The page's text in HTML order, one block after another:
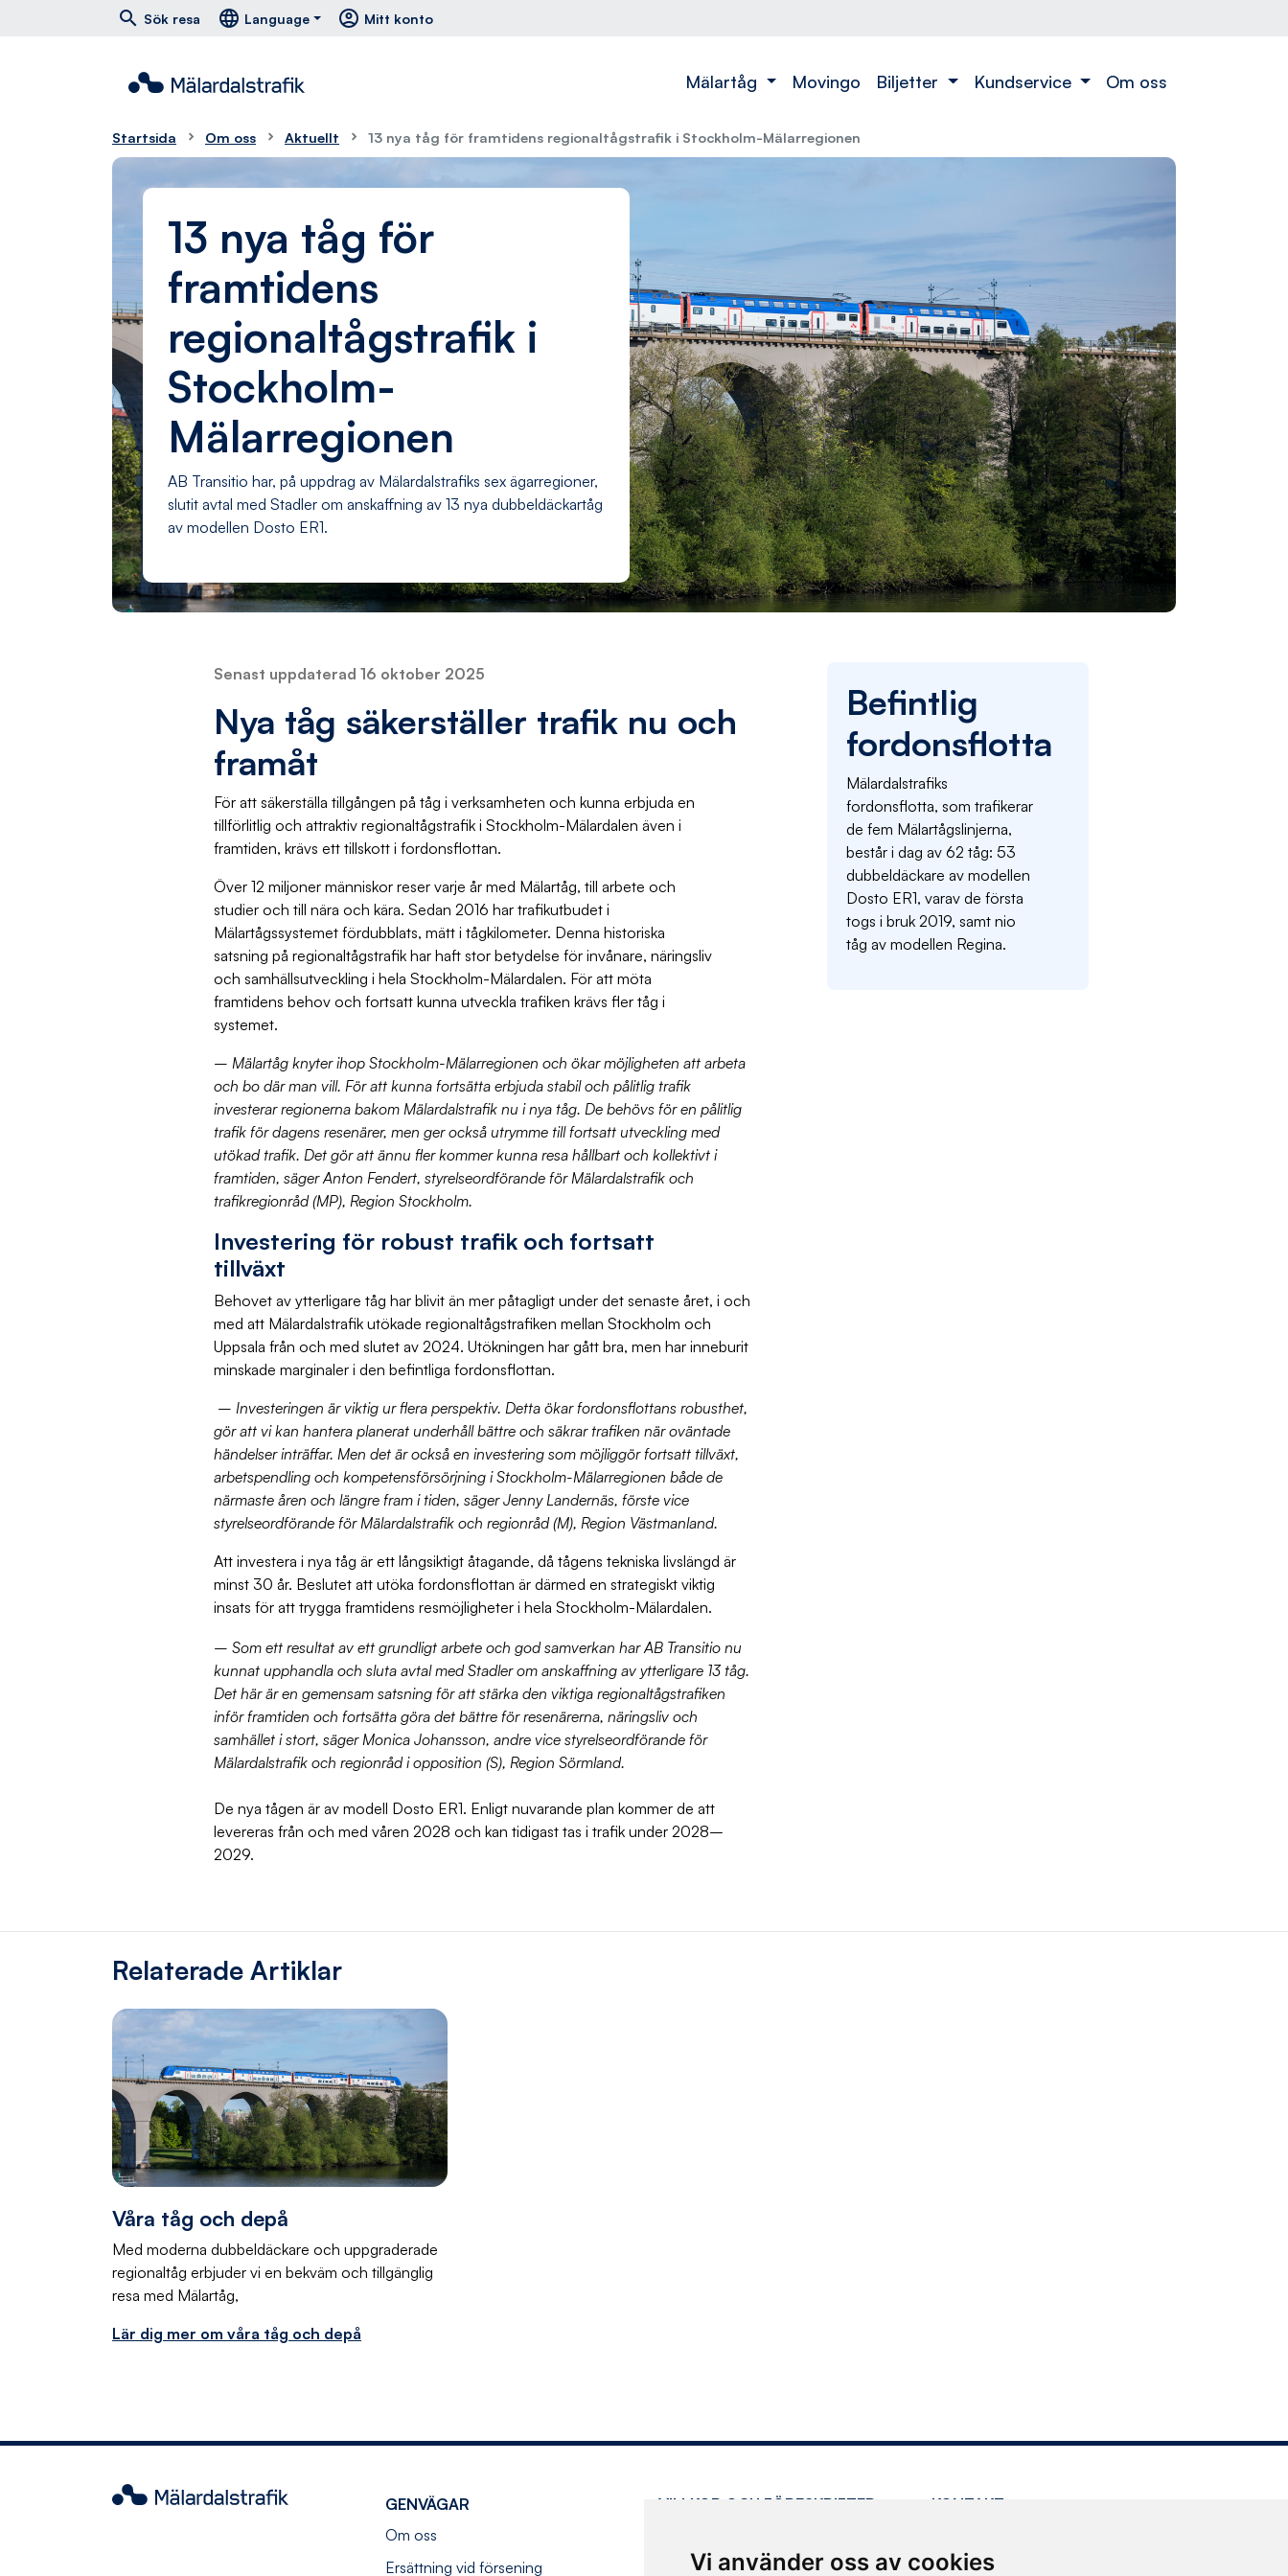
Vi använder oss av cookies
Hoppa till huvudmeny menu
Hoppa till innehåll east
Hoppa till foten south
search Sök resa language Language account_circle Mitt konto
Mälartåg Movingo Biljetter Kundservice Om oss
Startsida Om oss Aktuellt 13 nya tåg för framtidens regionaltågstrafik i Stockholm-Mälarregionen
13 nya tåg för
framtidens
regionaltågstrafik i
Stockholm-
Mälarregionen
AB Transitio har, på uppdrag av Mälardalstrafiks sex ägarregioner,
slutit avtal med Stadler om anskaffning av 13 nya dubbeldäckartåg
av modellen Dosto ER1.
Senast uppdaterad 16 oktober 2025
Nya tåg säkerställer trafik nu och
framåt
För att säkerställa tillgången på tåg i verksamheten och kunna erbjuda en
tillförlitlig och attraktiv regionaltågstrafik i Stockholm-Mälardalen även i
framtiden, krävs ett tillskott i fordonsflottan.
Över 12 miljoner människor reser varje år med Mälartåg, till arbete och
studier och till nära och kära. Sedan 2016 har trafikutbudet i
Mälartågssystemet fördubblats, mätt i tågkilometer. Denna historiska
satsning på regionaltågstrafik har haft stor betydelse för invånare, näringsliv
och samhällsutveckling i hela Stockholm-Mälardalen. För att möta
framtidens behov och fortsatt kunna utveckla trafiken krävs fler tåg i
systemet.
– Mälartåg knyter ihop Stockholm-Mälarregionen och ökar möjligheten att arbeta
och bo där man vill. För att kunna fortsätta erbjuda stabil och pålitlig trafik
investerar regionerna bakom Mälardalstrafik nu i nya tåg. De behövs för en pålitlig
trafik för dagens resenärer, men ger också utrymme till fortsatt utveckling med
utökad trafik. Det gör att ännu fler kommer kunna resa hållbart och kollektivt i
framtiden, säger Anton Fendert, styrelseordförande för Mälardalstrafik och
trafikregionråd (MP), Region Stockholm.
Investering för robust trafik och fortsatt
tillväxt
Behovet av ytterligare tåg har blivit än mer påtagligt under det senaste året, i och
med att Mälardalstrafik utökade regionaltågstrafiken mellan Stockholm och
Uppsala från och med slutet av 2024. Utökningen har gått bra, men har inneburit
minskade marginaler i den befintliga fordonsflottan.
– Investeringen är viktig ur flera perspektiv. Detta ökar fordonsflottans robusthet,
gör att vi kan hantera planerat underhåll bättre och säkrar trafiken när oväntade
händelser inträffar. Men det är också en investering som möjliggör fortsatt tillväxt,
arbetspendling och kompetensförsörjning i Stockholm-Mälarregionen både de
närmaste åren och längre fram i tiden, säger Jenny Landernäs, förste vice
styrelseordförande för Mälardalstrafik och regionråd (M), Region Västmanland.
Att investera i nya tåg är ett långsiktigt åtagande, då tågens tekniska livslängd är
minst 30 år. Beslutet att utöka fordonsflottan är därmed en strategiskt viktig
insats för att trygga framtidens resmöjligheter i hela Stockholm-Mälardalen.
– Som ett resultat av ett grundligt arbete och god samverkan har AB Transitio nu
kunnat upphandla och sluta avtal med Stadler om anskaffning av ytterligare 13 tåg.
Det här är en gemensam satsning för att stärka den viktiga regionaltågstrafiken
inför framtiden och fortsätta göra det bättre för resenärerna, näringsliv och
samhället i stort, säger Monica Johansson, andre vice styrelseordförande för
Mälardalstrafik och regionråd i opposition (S), Region Sörmland.
De nya tågen är av modell Dosto ER1. Enligt nuvarande plan kommer de att
levereras från och med våren 2028 och kan tidigast tas i trafik under 2028–
2029.
Befintlig
fordonsflotta
Mälardalstrafiks
fordonsflotta, som trafikerar
de fem Mälartågslinjerna,
består i dag av 62 tåg: 53
dubbeldäckare av modellen
Dosto ER1, varav de första
togs i bruk 2019, samt nio
tåg av modellen Regina.
Relaterade Artiklar
Våra tåg och depå
Med moderna dubbeldäckare och uppgraderade
regionaltåg erbjuder vi en bekväm och tillgänglig
resa med Mälartåg,
Lär dig mer om våra tåg och depå
MälardalstrafikGENVÄGAR
Om oss
Ersättning vid försening
VILLKOR OCH FÖRESKRIFTER
Resevillkor
KONTAKT
Press